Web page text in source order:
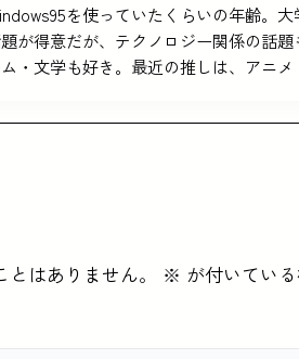
を使っていたくらいの年齢。
が得意だが、テクノロジー関係の話
・文学も好き。最近の推しは、アニメ
はありません。 ※ が付いてい